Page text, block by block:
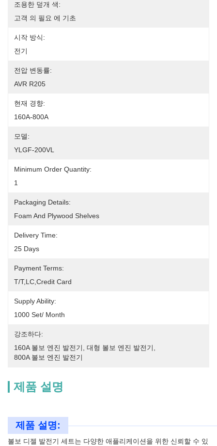
조용한 덮개 색:
고객 의 필요 에 기초
시작 방식:
전기
전압 변동률:
AVR R205
현재 경향:
160A-800A
모델:
YLGF-200VL
Minimum Order Quantity:
1
Packaging Details:
Foam And Plywood Shelves
Delivery Time:
25 Days
Payment Terms:
T/T,LC,Credit Card
Supply Ability:
1000 Set/ Month
강조하다:
160A 볼보 엔진 발전기
대형 볼보 엔진 발전기
800A 볼보 엔진 발전기
제품 설명
제품 설명:
볼보 디젤 발전기 세트는 다양한 애플리케이션을 위한 신뢰할 수 있